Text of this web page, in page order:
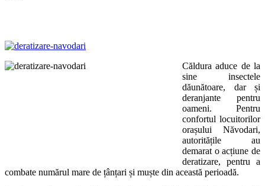
Căldura aduce de la
sine insectele
dăunătoare, dar și
deranjante pentru
oameni. Pentru
confortul locuitorilor
orașului Năvodari,
autoritățile au
demarat o acțiune de
deratizare, pentru a
combate numărul mare de țânțari și muște din această perioadă.